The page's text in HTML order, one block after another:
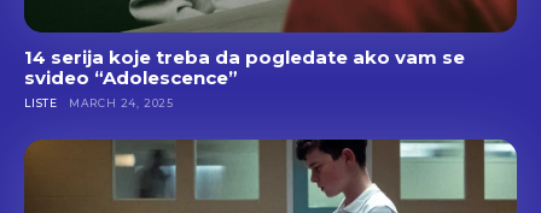
14 serija koje treba da pogledate ako vam se
svideo “Adolescence”
LISTE MARCH 24, 2025